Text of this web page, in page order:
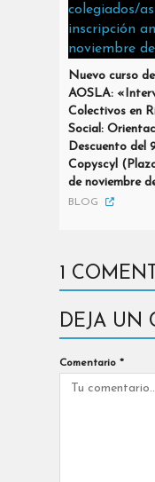
Nuevo curso
AOSLA:
Colectivos en
Social:
Descuento del
Copyscyl
de noviembre
BLOG
1
DEJA UN
Comentario *